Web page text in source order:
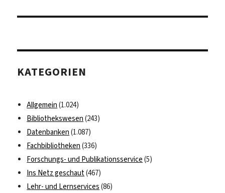
KATEGORIEN
Allgemein (1.024)
Bibliothekswesen (243)
Datenbanken (1.087)
Fachbibliotheken (336)
Forschungs- und Publikationsservice (5)
Ins Netz geschaut(467)
Lehr- und Lernservices (86)